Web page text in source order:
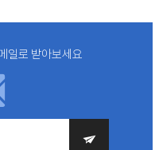
일로 받아보세요